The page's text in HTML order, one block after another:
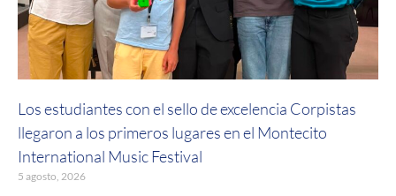
Los estudiantes con el sello de excelencia Corpistas
llegaron a los primeros lugares en el Montecito
International Music Festival
5 agosto, 2026